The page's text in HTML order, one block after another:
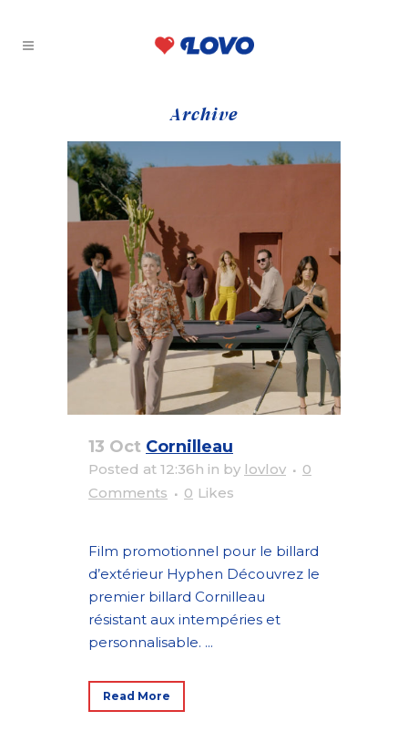
Archive
13 Oct Cornilleau
Posted at 12:36h in by lovlov
0
Comments
0 Likes
Film promotionnel pour le billard
d’extérieur Hyphen Découvrez le
premier billard Cornilleau
résistant aux intempéries et
personnalisable. ...
Read More